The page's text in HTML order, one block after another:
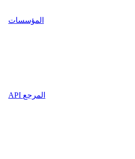
المؤسسات
API المرجع